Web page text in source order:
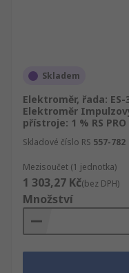
Skladem
Elektroměr, řada: ES-
Elektroměr
přístroje: 1 % RS PRO
Skladové číslo RS 557-782
Mezisoučet (1 jednotka)
1 303,27 Kč(bez DPH)
Množství